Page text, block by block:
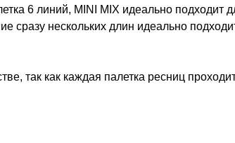
6 линий, MINI MIX идеально подходит
нескольких длин идеально
так как каждая палетка ресниц